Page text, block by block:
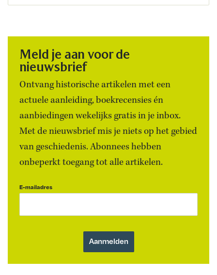
Meld je aan voor de
nieuwsbrief
Ontvang historische artikelen met een
actuele aanleiding, boekrecensies én
aanbiedingen wekelijks gratis in je inbox.
Met de nieuwsbrief mis je niets op het gebied
van geschiedenis. Abonnees hebben
onbeperkt toegang tot alle artikelen.
E-mailadres